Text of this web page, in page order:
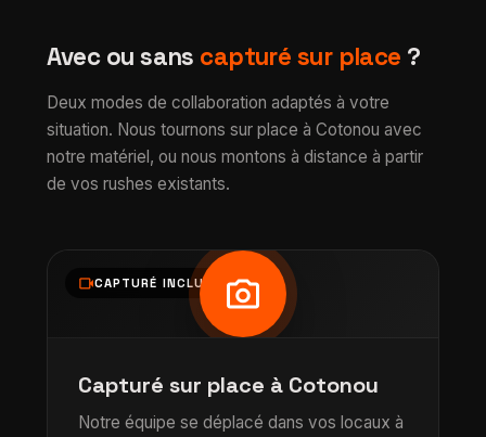
Avec ou sans capturé sur place ?
Deux modes de collaboration adaptés à votre
situation. Nous tournons sur place à Cotonou avec
notre matériel, ou nous montons à distance à partir
de vos rushes existants.
videocamCAPTURÉ INCLUSE photo_camera
Capturé sur place à Cotonou
Notre équipe se déplacé dans vos locaux à